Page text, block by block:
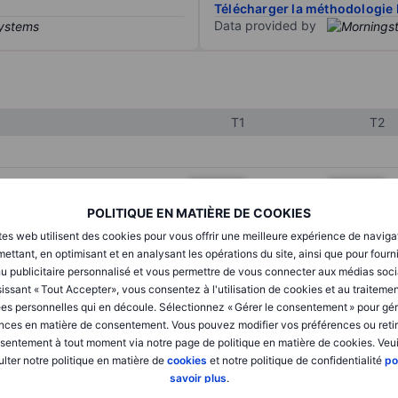
POLITIQUE EN MATIÈRE DE COOKIES
web utilisent des cookies pour vous offrir une meilleure expérience de
en optimisant et en analysant les opérations du site, ainsi que pour
publicitaire personnalisé et vous permettre de vous connecter aux médias
« Tout Accepter», vous consentez à l'utilisation de cookies et au
personnelles qui en découle. Sélectionnez « Gérer le consentement » pour
en matière de consentement. Vous pouvez modifier vos préférences ou
à tout moment via notre page de politique en matière de cookies.
notre politique en matière de cookies et notre politique de confidentialité
savoir plus.
Télécharger la méthodologie
Data provided by
T1 T2
XXXXXXX XXXXXXX
XXXXXXX
XXXXXXX XXXXXXX
XXXXXXX XXXXXXX
XXXXXXX XXXXXXX